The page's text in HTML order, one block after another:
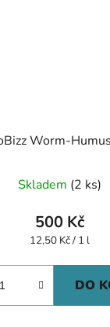
Worm-
Skladem (2 ks)
500 Kč
Měrná
12,50 Kč / 1 l
DO